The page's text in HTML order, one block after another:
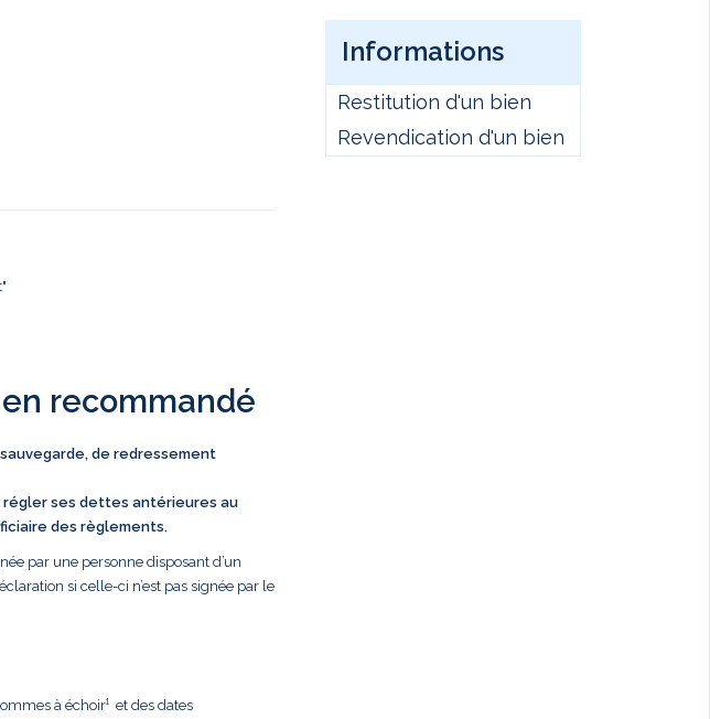
recommandé
sauvegarde, de redressement
ses dettes antérieures au
des règlements.
par une personne disposant d’un
si celle-ci n’est pas signée par le
à échoir¹ et des dates
Informations
Restitution d'un bien
Revendication d'un bien